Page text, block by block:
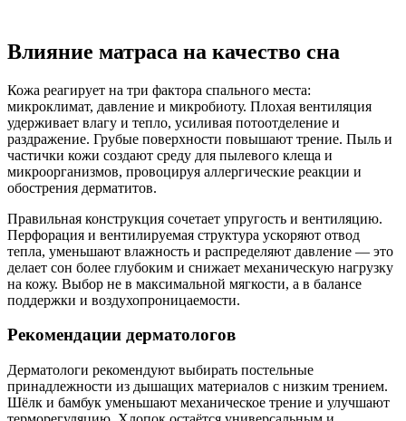
Влияние матраса на качество сна
Кожа реагирует на три фактора спального места:
микроклимат, давление и микробиоту. Плохая вентиляция
удерживает влагу и тепло, усиливая потоотделение и
раздражение. Грубые поверхности повышают трение. Пыль и
частички кожи создают среду для пылевого клеща и
микроорганизмов, провоцируя аллергические реакции и
обострения дерматитов.
Правильная конструкция сочетает упругость и вентиляцию.
Перфорация и вентилируемая структура ускоряют отвод
тепла, уменьшают влажность и распределяют давление — это
делает сон более глубоким и снижает механическую нагрузку
на кожу. Выбор не в максимальной мягкости, а в балансе
поддержки и воздухопроницаемости.
Рекомендации дерматологов
Дерматологи рекомендуют выбирать постельные
принадлежности из дышащих материалов с низким трением.
Шёлк и бамбук уменьшают механическое трение и улучшают